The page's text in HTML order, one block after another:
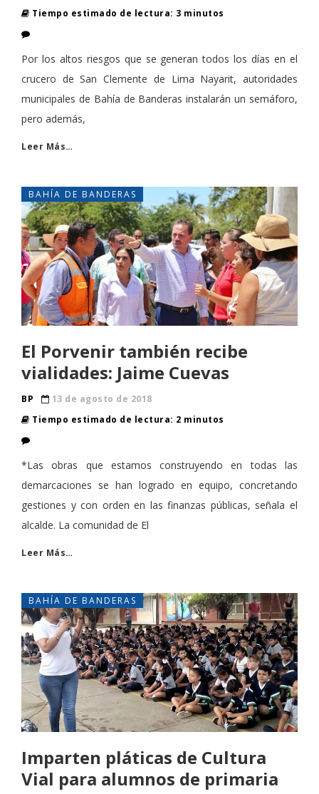
Tiempo estimado de lectura: 3 minutos
Por los altos riesgos que se generan todos los días en el
crucero de San Clemente de Lima Nayarit, autoridades
municipales de Bahía de Banderas instalarán un semáforo,
pero además,
Leer Más…
BAHÍA DE BANDERAS
El Porvenir también recibe
vialidades: Jaime Cuevas
BP
13 de agosto de 2018
Tiempo estimado de lectura: 2 minutos
*Las obras que estamos construyendo en todas las
demarcaciones se han logrado en equipo, concretando
gestiones y con orden en las finanzas públicas, señala el
alcalde. La comunidad de El
Leer Más…
BAHÍA DE BANDERAS
Imparten pláticas de Cultura
Vial para alumnos de primaria